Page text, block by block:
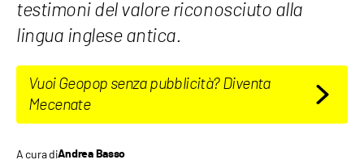
testimoni del valore riconosciuto alla
lingua inglese antica.
Vuoi Geopop senza pubblicità? Diventa
Mecenate
A cura diAndrea Basso